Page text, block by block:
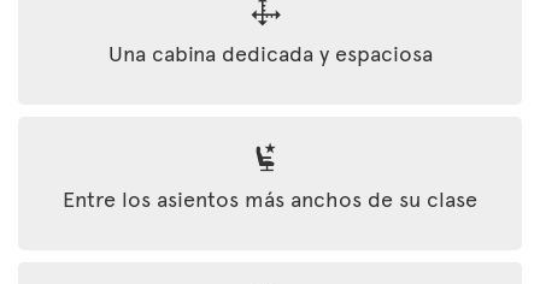
Una cabina dedicada y espaciosa
Entre los asientos más anchos de su clase